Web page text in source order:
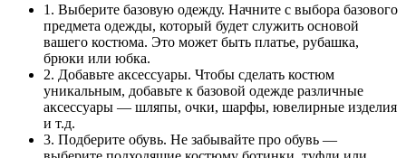
1. Выберите базовую одежду. Начните с выбора базового
предмета одежды, который будет служить основой
вашего костюма. Это может быть платье, рубашка,
брюки или юбка.
2. Добавьте аксессуары. Чтобы сделать костюм
уникальным, добавьте к базовой одежде различные
аксессуары — шляпы, очки, шарфы, ювелирные изделия
и т.д.
3. Подберите обувь. Не забывайте про обувь —